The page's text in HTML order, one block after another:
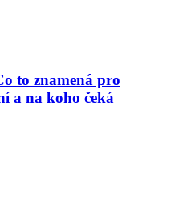
to znamená pro
a na koho čeká